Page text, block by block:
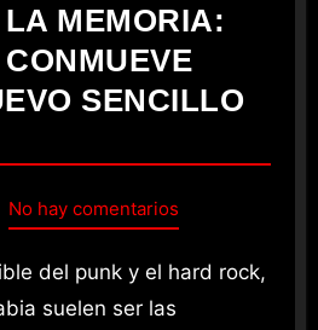
MEMORIA:
SENCILLO
No hay comentarios
suelen ser las